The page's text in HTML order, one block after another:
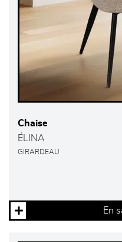
Chaise
ÉLINA
GIRARDEAU
En